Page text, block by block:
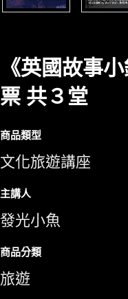
《英國故事
票 共３堂
商品類型
文化旅遊講座
主講人
發光小魚
商品分類
旅遊